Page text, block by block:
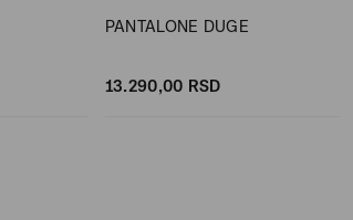
PANTALONE DUGE
13.290,00 RSD